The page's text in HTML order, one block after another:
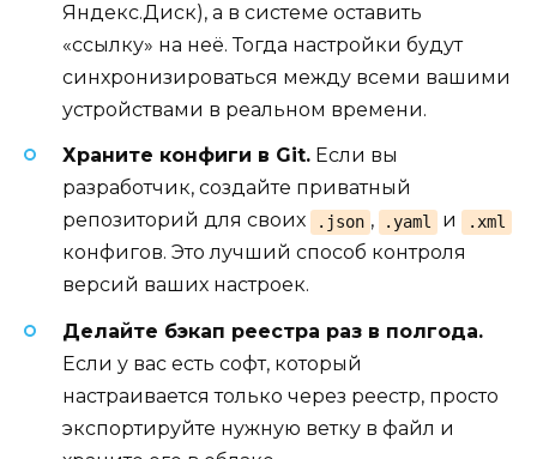
Яндекс.Диск), а в системе оставить
«ссылку» на неё. Тогда настройки будут
синхронизироваться между всеми вашими
устройствами в реальном времени.
Храните конфиги в Git. Если вы
разработчик, создайте приватный
репозиторий для своих
.json , .yaml и .xml
конфигов. Это лучший способ контроля
версий ваших настроек.
Делайте бэкап реестра раз в полгода.
Если у вас есть софт, который
настраивается только через реестр, просто
экспортируйте нужную ветку в файл и